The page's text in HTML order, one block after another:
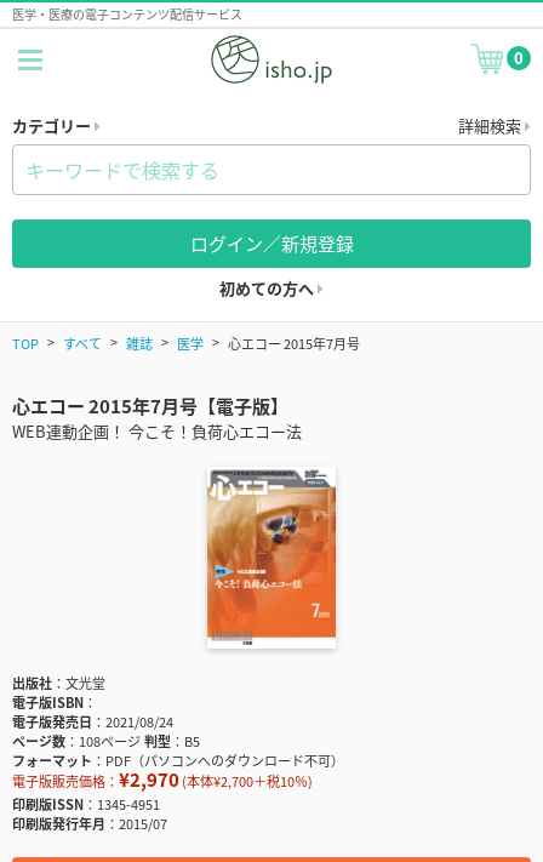
医学・医療の電子コンテンツ配信サービス
0
カテゴリー 詳細検索
ログイン／新規登録
初めての方へ
TOP すべて 雑誌 医学 心エコー 2015年7月号
心エコー 2015年7月号【電子版】
WEB連動企画！ 今こそ！負荷心エコー法
出版社
文光堂
電子版ISBN
電子版発売日
2021/08/24
ページ数
108ページ判型
B5
フォーマット
PDF（パソコンへのダウンロード不可）
電子版販売価格： ¥2,970(本体¥2,700＋税10％)
印刷版ISSN
1345-4951
印刷版発行年月
2015/07